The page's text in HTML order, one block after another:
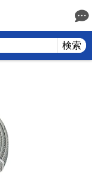
検索